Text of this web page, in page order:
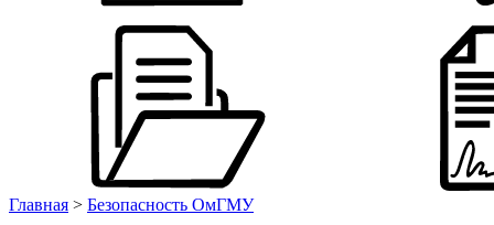
Безопасность ОмГМУ
Противодействие терроризму и
Информационные материалы